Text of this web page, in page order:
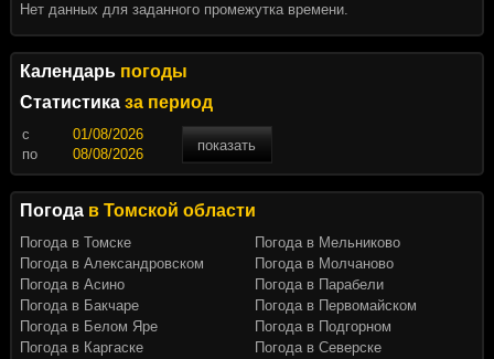
Нет данных для заданного промежутка времени.
Календарь погоды
Статистика за период
c
показать
по
Погода в Томской области
Погода в Томске
Погода в Александровском
Погода в Асино
Погода в Бакчаре
Погода в Белом Яре
Погода в Каргаске
Погода в Мельниково
Погода в Молчаново
Погода в Парабели
Погода в Первомайском
Погода в Подгорном
Погода в Северске